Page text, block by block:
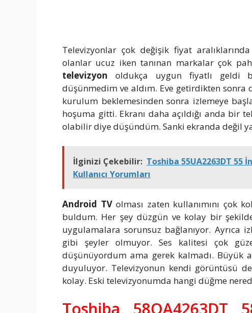
Televizyonlar çok değişik fiyat
olanlar ucuz iken tanınan markalar çok
televizyon oldukça uygun fiyatlı geldi
düşünmedim ve aldım. Eve getirdikten
kurulum beklemesinden sonra izlemeye
hoşuma gitti. Ekranı daha açıldığı anda bir
olabilir diye düşündüm. Sanki ekranda değil
İlginizi Çekebilir: Toshiba 55UA2263DT 55
Kullanıcı Yorumları
Android TVolması zaten kullanımını çok
buldum. Her şey düzgün ve kolay bir
uygulamalara sorunsuz bağlanıyor. Ayrıca
gibi şeyler olmuyor. Ses kalitesi çok
düşünüyordum ama gerek kalmadı.
duyuluyor. Televizyonun kendi görüntüsü de
kolay. Eski televizyonumda hangi düğme